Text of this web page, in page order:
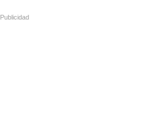
Publicidad